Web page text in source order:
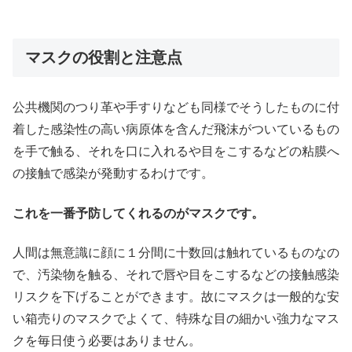
マスクの役割と注意点
公共機関のつり革や手すりなども同様でそうしたものに付
着した感染性の高い病原体を含んだ飛沫がついているもの
を手で触る、それを口に入れるや目をこするなどの粘膜へ
の接触で感染が発動するわけです。
これを一番予防してくれるのがマスクです。
人間は無意識に顔に１分間に十数回は触れているものなの
で、汚染物を触る、それで唇や目をこするなどの接触感染
リスクを下げることができます。故にマスクは一般的な安
い箱売りのマスクでよくて、特殊な目の細かい強力なマス
クを毎日使う必要はありません。